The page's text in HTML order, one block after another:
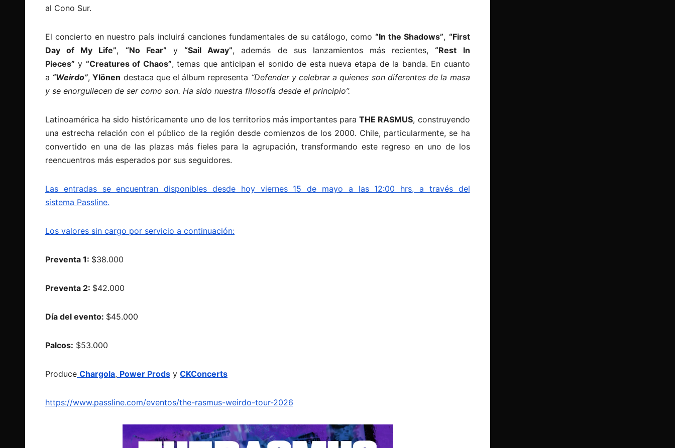
al Cono Sur.
El concierto en nuestro país incluirá canciones fundamentales de su catálogo, como“In the Shadows”, “First
Day of My Life”, “No Fear” y“Sail Away”, además de sus lanzamientos más recientes,“Rest In
Pieces” y “Creatures of Chaos”, temas que anticipan el sonido de esta nueva etapa de la banda. En cuanto
a “Weirdo”,Ylönen destaca que el álbum representa “Defender y celebrar a quienes son diferentes de la masa
y se enorgullecen de ser como son. Ha sido nuestra filosofía desde el principio”.
Latinoamérica ha sido históricamente uno de los territorios más importantes paraTHE RASMUS, construyendo
una estrecha relación con el público de la región desde comienzos de los 2000. Chile, particularmente, se ha
convertido en una de las plazas más fieles para la agrupación, transformando este regreso en uno de los
reencuentros más esperados por sus seguidores.
Las entradas se encuentran disponibles desde hoy viernes 15 de mayo a las 12:00 hrs, a través del
sistema Passline.
Los valores sin cargo por servicio a continuación:
Preventa 1: $38.000
Preventa 2: $42.000
Día del evento: $45.000
Palcos: $53.000
Produce Chargola, Power Prods y CKConcerts
https://www.passline.com/eventos/the-rasmus-weirdo-tour-2026